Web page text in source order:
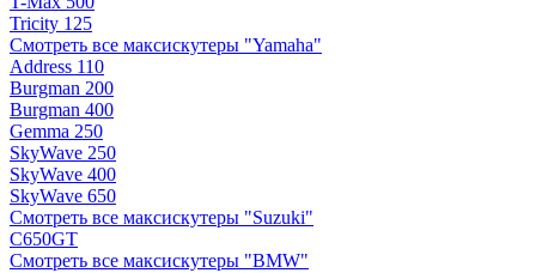
Tricity 125
Смотреть все максискутеры "Yamaha"
Address 110
Burgman 200
Burgman 400
Gemma 250
SkyWave 250
SkyWave 400
SkyWave 650
Смотреть все максискутеры "Suzuki"
C650GT
Смотреть все максискутеры "BMW"